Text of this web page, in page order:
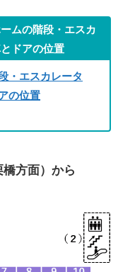
ムの階段・エスカ
ドアの位置
・エスカレータ
の位置
方面）から